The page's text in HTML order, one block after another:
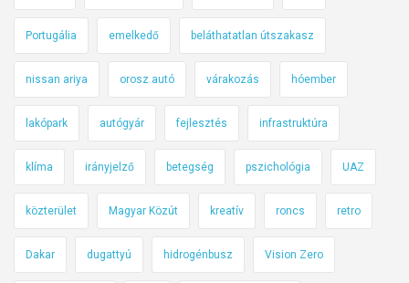
Portugália emelkedő beláthatatlan útszakasz
nissan ariya orosz autó várakozás hóember
lakópark autógyár fejlesztés infrastruktúra
klíma irányjelző betegség pszichológia UAZ
közterület Magyar Közút kreatív roncs retro
Dakar dugattyú hidrogénbusz Vision Zero